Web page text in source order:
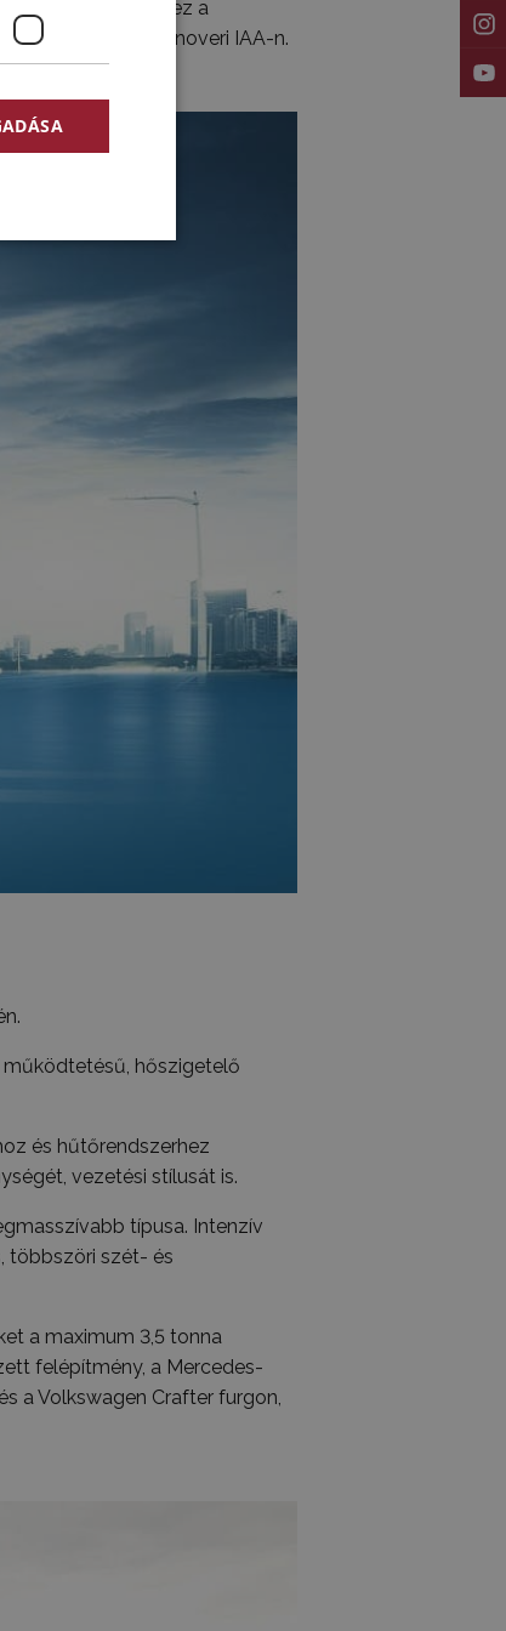
Ezért ez a
elismerést – a hannoveri IAA-n.
hőszigetelő
és hűtőrendszerhez
vezetési stílusát is.
típusa. Intenzív
többszöri szét- és
a maximum 3,5 tonna
felépítmény, a Mercedes-
a Volkswagen Crafter furgon,